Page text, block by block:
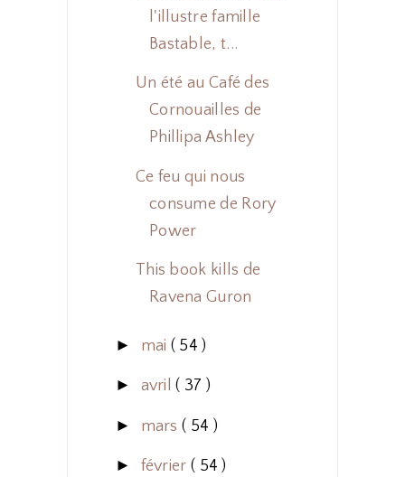
l'illustre famille
Bastable, t...
Un été au Café des
Cornouailles de
Phillipa Ashley
Ce feu qui nous
consume de Rory
Power
This book kills de
Ravena Guron
► mai ( 54 )
► avril( 37 )
► mars ( 54 )
► février ( 54 )